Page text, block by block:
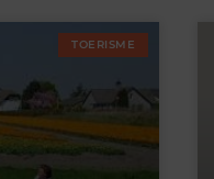
TOERISME